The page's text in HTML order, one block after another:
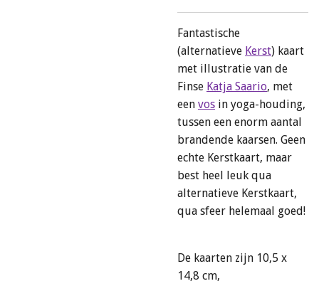
Fantastische
(alternatieve Kerst) kaart
met illustratie van de
Finse Katja Saario, met
een vos in yoga-houding,
tussen een enorm aantal
brandende kaarsen. Geen
echte Kerstkaart, maar
best heel leuk qua
alternatieve Kerstkaart,
qua sfeer helemaal goed!
De kaarten zijn 10,5 x
14,8 cm,